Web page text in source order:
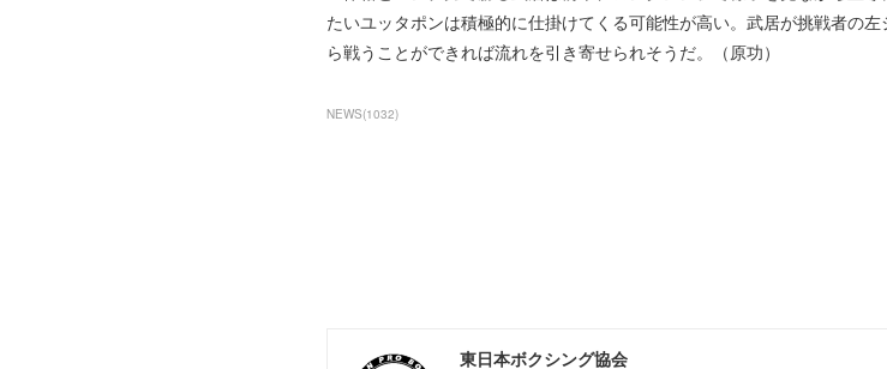
たいユッタポンは積極的に仕掛けてくる可能性が高い。武居が挑戦者の
ら戦うことができれば流れを引き寄せられそうだ。（原功）
NEWS(1032)
東日本ボクシング協会